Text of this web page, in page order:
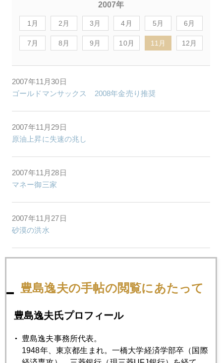
2007年
1月 2月 3月 4月 5月 6月
7月 8月 9月 10月 11月 12月
2007年11月30日
ゴールドマンサックス 2008年金売り推奨
2007年11月29日
原油上昇に失速の兆し
2007年11月28日
マネー御三家
2007年11月27日
砂漠の洪水
2007年11月22日
マーケットが忘れかけていること
2007年11月21日
豊島逸夫の手帖の閲覧にあたって
豊島逸夫氏プロフィール
豊島逸夫事務所代表。
1948年、東京都生まれ。一橋大学経済学部卒（国際